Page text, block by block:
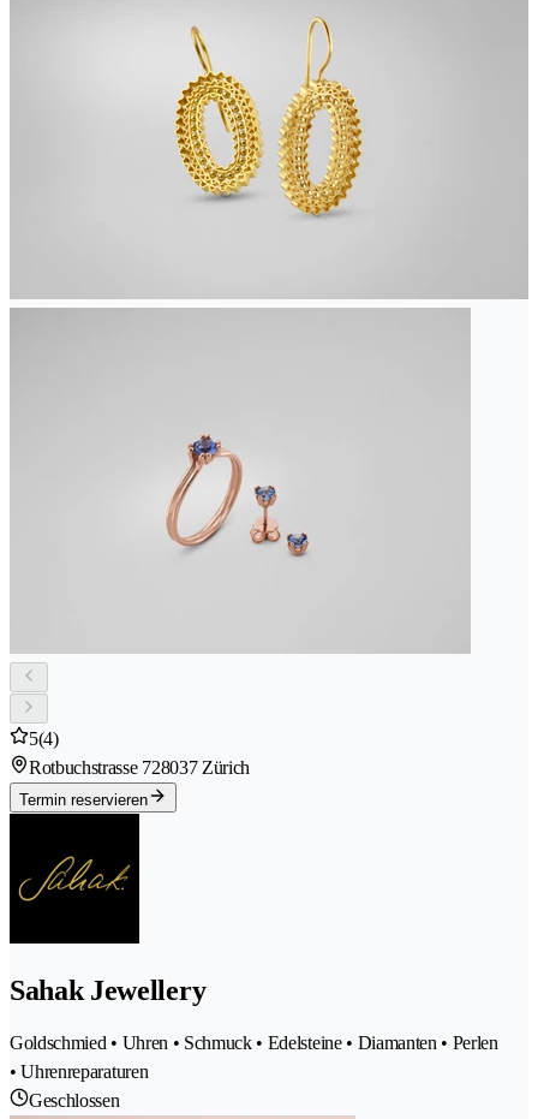
5(4)
Rotbuchstrasse 728037 Zürich
Termin reservieren
Sahak Jewellery
Goldschmied • Uhren • Schmuck • Edelsteine • Diamanten • Perlen
• Uhrenreparaturen
Geschlossen